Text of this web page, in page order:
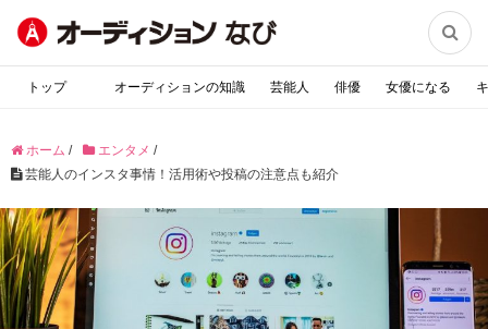

トップ オーディションの知識 芸能人 俳優 女優になる
ホーム / エンタメ /
芸能人のインスタ事情！活用術や投稿の注意点も紹介